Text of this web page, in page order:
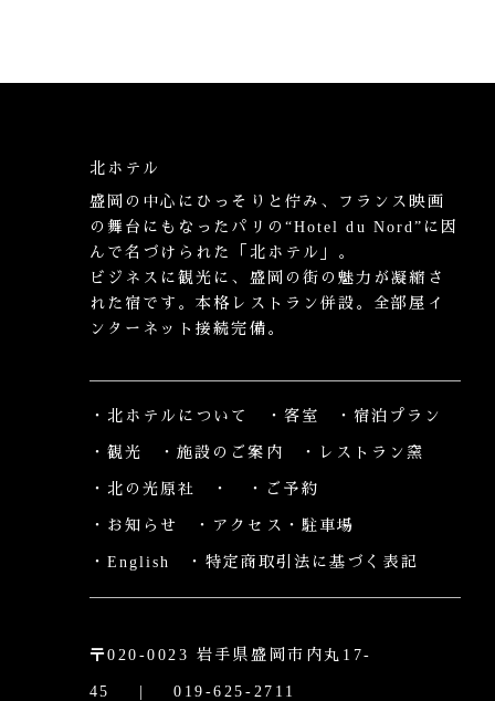
北ホテル
盛岡の中心にひっそりと佇み、フランス映画
の舞台にもなったパリの“Hotel du Nord”に因
んで名づけられた「北ホテル」。
ビジネスに観光に、盛岡の街の魅力が凝縮さ
れた宿です。本格レストラン併設。全部屋イ
ンターネット接続完備。
・北ホテルについて ・客室 ・宿泊プラン
・観光 ・施設のご案内 ・レストラン窯
・北の光原社 ・ ・ご予約
・お知らせ ・アクセス・駐車場
・English ・特定商取引法に基づく表記
〒020-0023 岩手県盛岡市内丸17-
45 | 019-625-2711